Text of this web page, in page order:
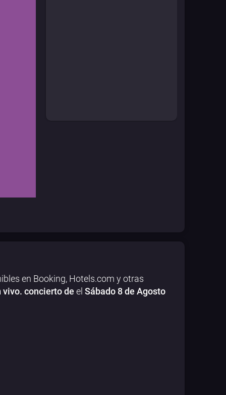
en Booking, Hotels.com y otras
vivo. concierto de el Sábado 8 de Agosto